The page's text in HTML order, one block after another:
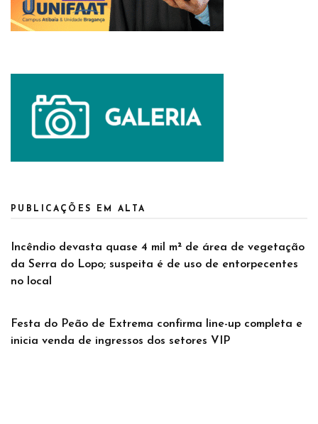
PUBLICAÇÕES EM ALTA
Incêndio devasta quase 4 mil m² de área de vegetação
da Serra do Lopo; suspeita é de uso de entorpecentes
no local
Festa do Peão de Extrema confirma line-up completa e
inicia venda de ingressos dos setores VIP